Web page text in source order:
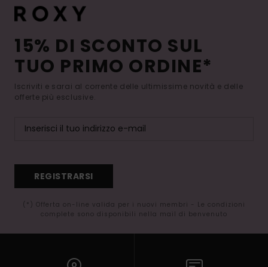
15% DI SCONTO SUL
TUO PRIMO ORDINE*
Iscriviti e sarai al corrente delle ultimissime novità e delle
offerte più esclusive.
REGISTRARSI
(*) Offerta on-line valida per i nuovi membri - Le condizioni
complete sono disponibili nella mail di benvenuto